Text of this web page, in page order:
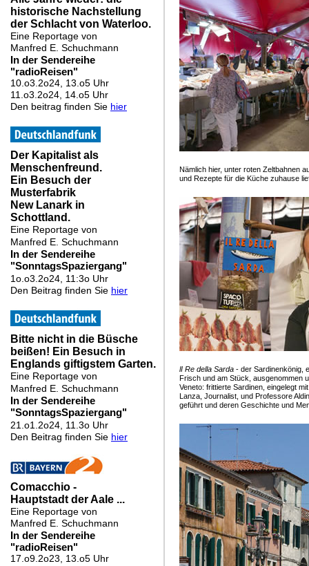
Nämlich hier, unter roten Zeltbahnen
und Rezepte für die Küche zuhause
lI Re della Sarda - der Sardinenkönig,
Frisch und am Stück, ausgenommen
Veneto: frittierte Sardinen, eingelegt
Lanza, Journalist, und Professore
geführt und deren Geschichte und